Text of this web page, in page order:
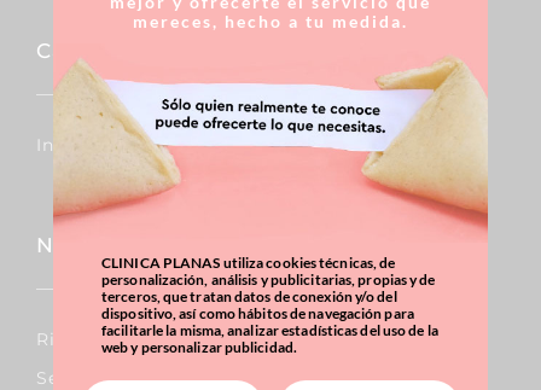
Capilar
Injertos De Pelo
Nariz
Rinoplastia
Septoplastia
mereces, hecho a tu medida.
CLINICA PLANAS utiliza cookies técnicas, de
personalización, análisis y publicitarias, propias y de
terceros, que tratan datos de conexión y/o del
dispositivo, así como hábitos de navegación para
facilitarle la misma, analizar estadísticas del uso de la
web y personalizar publicidad.